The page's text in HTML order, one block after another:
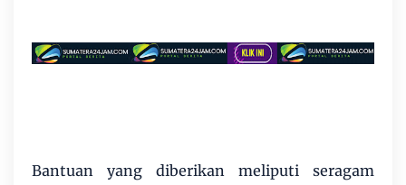
Bantuan yang diberikan meliputi seragam